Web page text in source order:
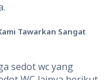
Tawarkan Sangat
sedot wc yang